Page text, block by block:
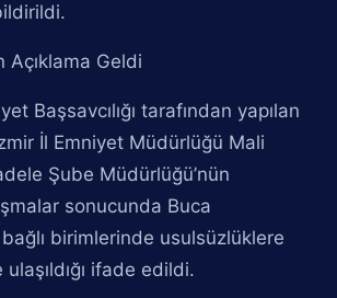
Açıklama Geldi
Başsavcılığı tarafından yapılan
İl Emniyet Müdürlüğü Mali
Şube Müdürlüğü’nün
sonucunda Buca
birimlerinde usulsüzlüklere
ifade edildi.